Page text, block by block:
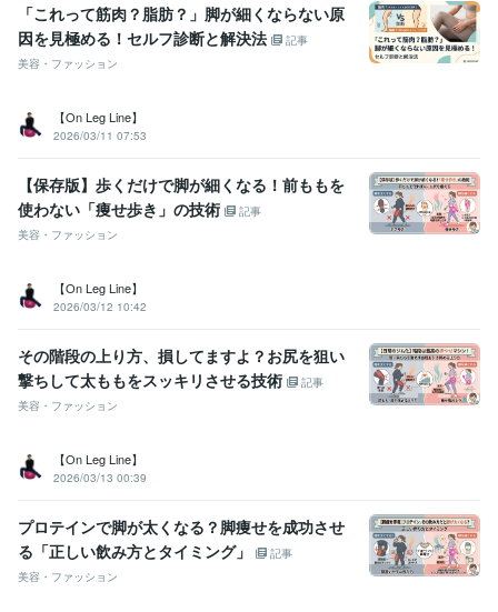
「これって筋肉？脂肪？」脚が細くならない原
因を見極める！セルフ診断と解決法
記事
美容・ファッション
【On Leg Line】
2026/03/11 07:53
【保存版】歩くだけで脚が細くなる！前ももを
使わない「痩せ歩き」の技術
記事
美容・ファッション
【On Leg Line】
2026/03/12 10:42
その階段の上り方、損してますよ？お尻を狙い
撃ちして太ももをスッキリさせる技術
記事
美容・ファッション
【On Leg Line】
2026/03/13 00:39
プロテインで脚が太くなる？脚痩せを成功させ
る「正しい飲み方とタイミング」
記事
美容・ファッション